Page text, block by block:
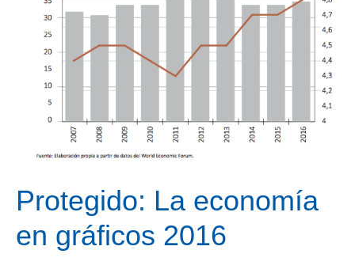
Protegido: La economía
en gráficos 2016